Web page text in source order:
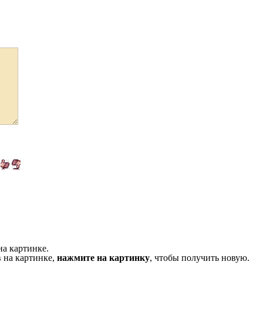
картинке.
картинке, нажмите на картинку, чтобы получить новую.